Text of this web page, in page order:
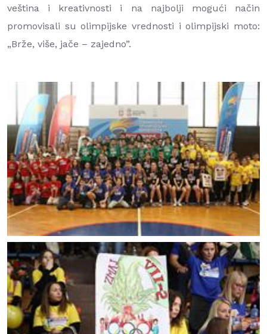
veština i kreativnosti i na najbolji mogući način
promovisali su olimpijske vrednosti i olimpijski moto:
„Brže, više, jače – zajedno”.